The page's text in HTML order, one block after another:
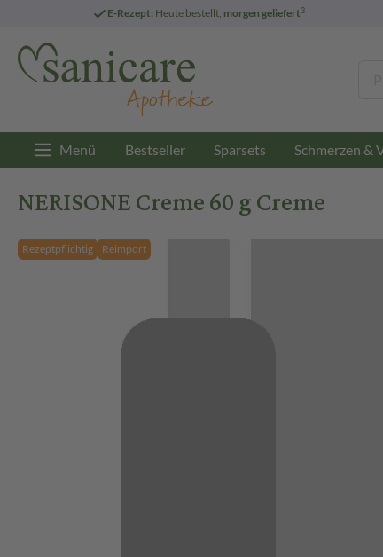
E-Rezept: Heute bestellt, morgen geliefert3
Menü Bestseller Sparsets Schmerzen &
NERISONE Creme 60 g Creme
Rezeptpflichtig Reimport